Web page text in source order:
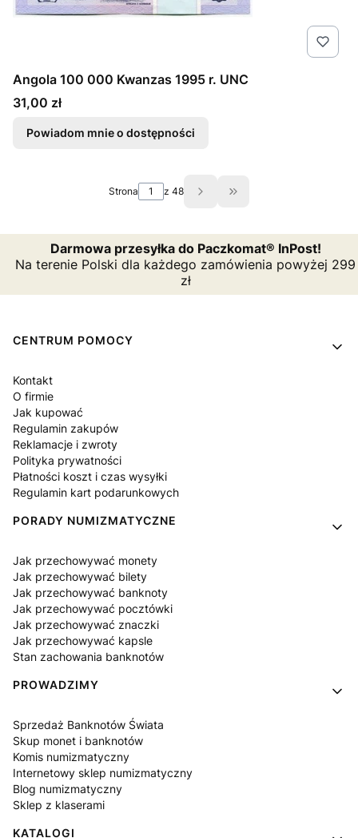
Angola 100 000 Kwanzas 1995 r. UNC
Cena
31,00 zł
Powiadom mnie o dostępności
Strona z 48 Przejdź do ostatniej
Darmowa przesyłka do Paczkomat® InPost!
Na terenie Polski dla każdego zamówienia powyżej 299
zł
Linki w stopce
CENTRUM POMOCY
Kontakt
O firmie
Jak kupować
Regulamin zakupów
Reklamacje i zwroty
Polityka prywatności
Płatności koszt i czas wysyłki
Regulamin kart podarunkowych
PORADY NUMIZMATYCZNE
Jak przechowywać monety
Jak przechowywać bilety
Jak przechowywać banknoty
Jak przechowywać pocztówki
Jak przechowywać znaczki
Jak przechowywać kapsle
Stan zachowania banknotów
PROWADZIMY
Sprzedaż Banknotów Świata
Skup monet i banknotów
Komis numizmatyczny
Internetowy sklep numizmatyczny
Blog numizmatyczny
Sklep z klaserami
KATALOGI